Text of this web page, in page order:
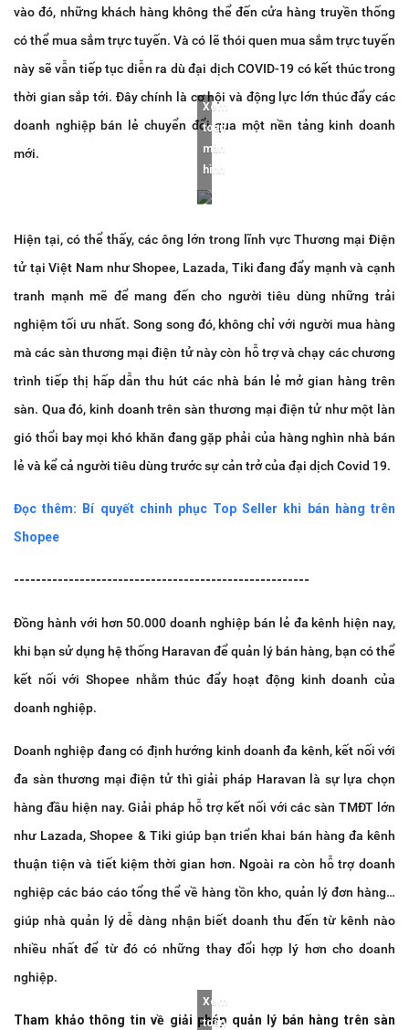
vào đó, những khách hàng không thể đến cửa hàng truyền thống
có thể mua sắm trực tuyến. Và có lẽ thói quen mua sắm trực tuyến
này sẽ vẫn tiếp tục diễn ra dù đại dịch COVID-19 có kết thúc trong
thời gian sắp tới. Đây chính là cơ hội và động lực lớn thúc đẩy các
doanh nghiệp bán lẻ chuyển đổi qua một nền tảng kinh doanh
mới.
Xem
toàn
màn
hình
Hiện tại, có thể thấy, các ông lớn trong lĩnh vực Thương mại Điện
tử tại Việt Nam như Shopee, Lazada, Tiki đang đẩy mạnh và cạnh
tranh mạnh mẽ để mang đến cho người tiêu dùng những trải
nghiệm tối ưu nhất. Song song đó, không chỉ với người mua hàng
mà các sàn thương mại điện tử này còn hỗ trợ và chạy các chương
trình tiếp thị hấp dẫn thu hút các nhà bán lẻ mở gian hàng trên
sàn. Qua đó, kinh doanh trên sàn thương mại điện tử như một làn
gió thổi bay mọi khó khăn đang gặp phải của hàng nghìn nhà bán
lẻ và kể cả người tiêu dùng trước sự cản trở của đại dịch Covid 19.
Đọc thêm: Bí quyết chinh phục Top Seller khi bán hàng trên
Shopee
------------------------------------------------------
Đồng hành với hơn 50.000 doanh nghiệp bán lẻ đa kênh hiện nay,
khi bạn sử dụng hệ thống Haravan để quản lý bán hàng, bạn có thể
kết nối với Shopee nhằm thúc đẩy hoạt động kinh doanh của
doanh nghiệp.
Doanh nghiệp đang có định hướng kinh doanh đa kênh, kết nối với
đa sàn thương mại điện tử thì giải pháp Haravan là sự lựa chọn
hàng đầu hiện nay. Giải pháp hỗ trợ kết nối với các sàn TMĐT lớn
như Lazada, Shopee & Tiki giúp bạn triển khai bán hàng đa kênh
thuận tiện và tiết kiệm thời gian hơn. Ngoài ra còn hỗ trợ doanh
nghiệp các báo cáo tổng thể về hàng tồn kho, quản lý đơn hàng…
giúp nhà quản lý dễ dàng nhận biết doanh thu đến từ kênh nào
nhiều nhất để từ đó có những thay đổi hợp lý hơn cho doanh
nghiệp.
Tham khảo thông tin về giải pháp quản lý bán hàng trên sàn
Xem
toàn